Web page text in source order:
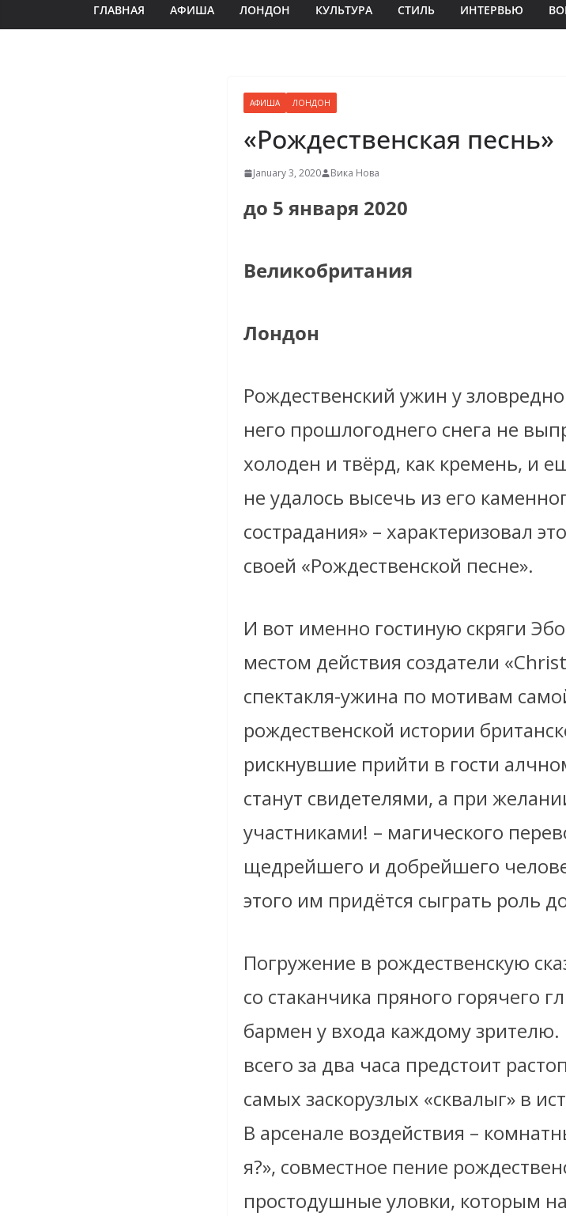
ГЛАВНАЯ АФИША ЛОНДОН КУЛЬТУРА СТИЛЬ ИНТЕРВЬЮ
АФИША ЛОНДОН
«Рождественская песнь»
January 3, 2020 Вика Нова
до 5 января 2020
Великобритания
Лондон
Рождественский ужин у
него прошлогоднего снега не
холоден и твёрд, как кремень, и
не удалось высечь из его
сострадания» – характеризовал
своей «Рождественской песне».
И вот именно гостиную скряги
местом действия создатели
спектакля-ужина по мотивам
рождественской истории
рискнувшие прийти в гости
станут свидетелями, а при
участниками! – магического
щедрейшего и добрейшего
этого им придётся сыграть роль
Погружение в рождественскую
со стаканчика пряного горячего
бармен у входа каждому зрителю.
всего за два часа предстоит
самых заскорузлых «сквалыг» в
В арсенале воздействия –
я?», совместное пение
простодушные уловки, которым